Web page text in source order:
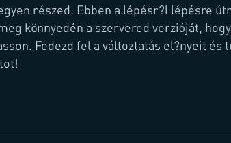
részed. Ebben a lépésr?l lépésre
könnyedén a szervered verzióját,
Fedezd fel a változtatás el?nyeit és